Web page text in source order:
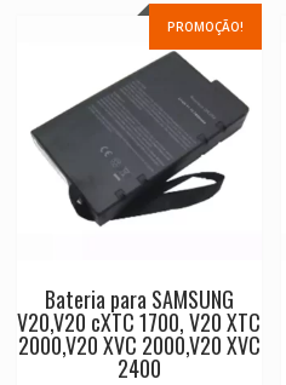
PROMOÇÃO!
Bateria para SAMSUNG
V20,V20 cXTC 1700, V20 XTC
2000,V20 XVC 2000,V20 XVC
2400